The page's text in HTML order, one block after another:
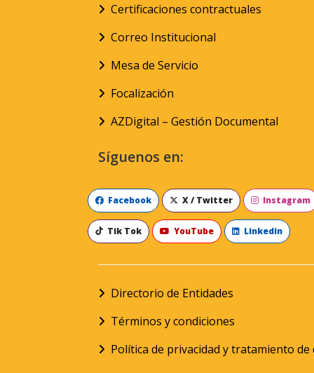
Certificaciones contractuales
Correo Institucional
Mesa de Servicio
Focalización
AZDigital – Gestión Documental
Síguenos en:
Facebook X / Twitter Instagram
Tik Tok YouTube Linkedin
Directorio de Entidades
Términos y condiciones
Política de privacidad y tratamiento